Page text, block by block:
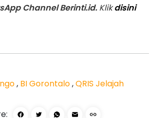
Channel Berinti.id. Klikdisini
, BI Gorontalo,QRIS Jelajah